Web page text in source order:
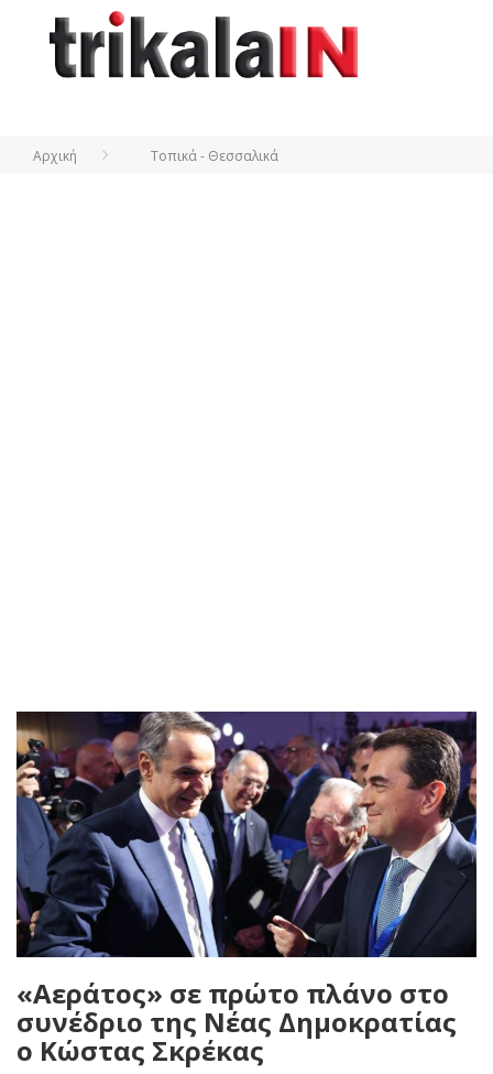
Αρχική Τοπικά - Θεσσαλικά
«Αεράτος» σε πρώτο πλάνο στο
συνέδριο της Νέας Δημοκρατίας
ο Κώστας Σκρέκας